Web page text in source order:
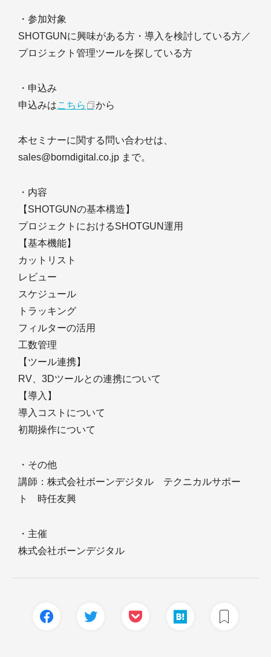
・参加対象
SHOTGUNに興味がある方・導入を検討している方／
プロジェクト管理ツールを探している方
・申込み
申込みはこちら から
本セミナーに関する問い合わせは、
sales@borndigital.co.jp まで。
・内容
【SHOTGUNの基本構造】
プロジェクトにおけるSHOTGUN運用
【基本機能】
カットリスト
レビュー
スケジュール
トラッキング
フィルターの活用
工数管理
【ツール連携】
RV、3Dツールとの連携について
【導入】
導入コストについて
初期操作について
・その他
講師：株式会社ボーンデジタル テクニカルサポー
ト 時任友興
・主催
株式会社ボーンデジタル